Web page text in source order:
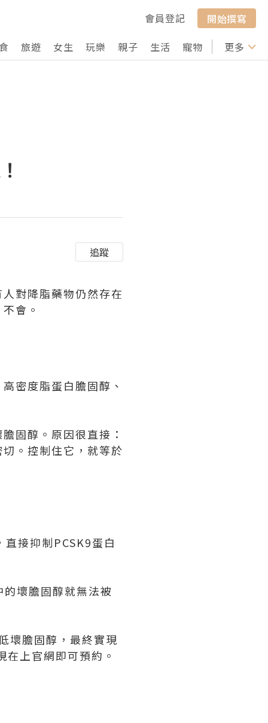
會員登記
開始撰寫
旅遊 女生 玩樂 親子 生活 寵物 行山 打卡
更多
追蹤
對降脂藥物仍然存在
會。
密度脂蛋白膽固醇、
固醇。原因很直接：
。控制住它，就等於
接抑制PCSK9蛋白
壞膽固醇就無法被
壞膽固醇，最終實現
上官網即可預約。